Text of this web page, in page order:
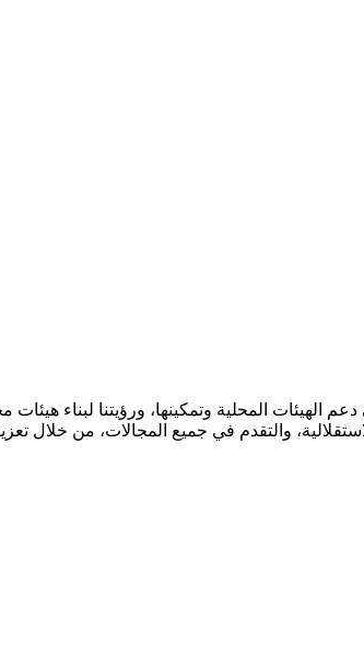
الهيئات المحلية وتمكينها، ورؤيتنا لبناء
والتقدم في جميع المجالات، من خلال تعزيز